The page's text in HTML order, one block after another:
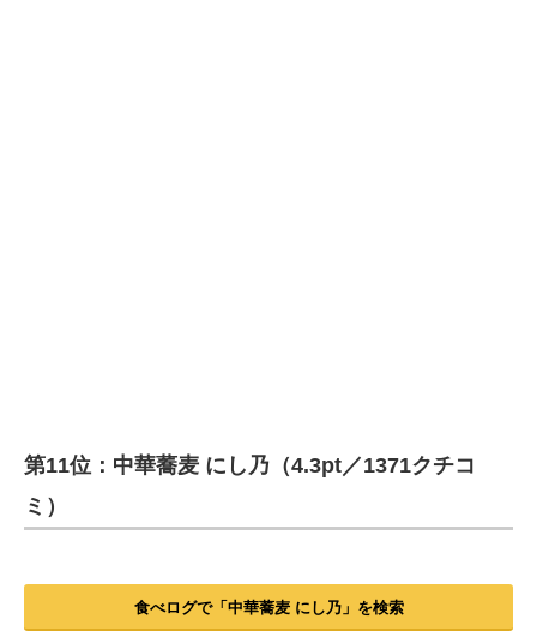
第11位：中華蕎麦 にし乃（4.3pt／1371クチコ
ミ）
食べログで「中華蕎麦 にし乃」を検索